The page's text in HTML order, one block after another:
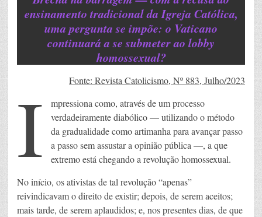
ensinamento tradicional da Igreja Católica,
uma pergunta se impõe: o Vaticano
continuará a se submeter ao lobby
homossexual?
Fonte: Revista Catolicismo, Nº 883, Julho/2023
I
mpressiona como, através de um processo
verdadeiramente diabólico — utilizando o método
da gradualidade como artimanha para avançar passo
a passo sem assustar a opinião pública —, a que
extremo está chegando a revolução homossexual.
No início, os ativistas de tal revolução “apenas”
reivindicavam o direito de existir; depois, de serem aceitos;
mais tarde, de serem aplaudidos; e, nos presentes dias, de que